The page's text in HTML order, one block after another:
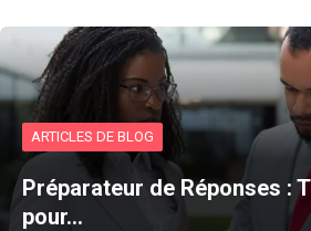
ARTICLES DE BLOG
Préparateur de Réponses :
pour…